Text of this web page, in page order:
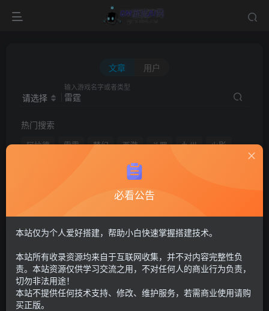
文章 用户
请选择
输入游戏名字或者类型
热门搜索
阿拉德 雷霆 梦幻 西游 斗罗 九州
火影
卡牌
文章 用户
搜索[雷霆]，共找到10个文章
必看公告
本站仅为个人爱好搭建，帮助小白快速掌握搭建技术。
本站所有收录资源均来自于互联网收集，并不对内容完整性负
责。本站资源仅供学习交流之用，不对任何人的商业行为负责，
切勿非法用途！
本站不提供任何技术支持、修改、维护服务，若需商业使用请购
买正版。